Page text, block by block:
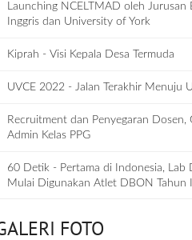
Launching NCELTMAD oleh Jurusan
Inggris dan University of York
Kiprah - Visi Kepala Desa Termuda
UVCE 2022 - Jalan Terakhir Menuju
Recruitment dan Penyegaran Dosen,
Admin Kelas PPG
60 Detik - Pertama di Indonesia, Lab
Mulai Digunakan Atlet DBON Tahun
FOTO